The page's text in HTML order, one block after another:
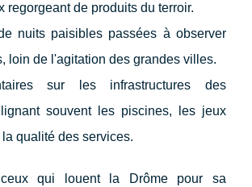
regorgeant de produits du terroir.
nuits paisibles passées à observer
loin de l'agitation des grandes villes.
sur les infrastructures des
souvent les piscines, les jeux
qualité des services.
ceux qui louent la Drôme pour sa